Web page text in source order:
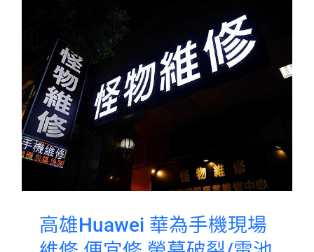
高雄Huawei 華為手機現場